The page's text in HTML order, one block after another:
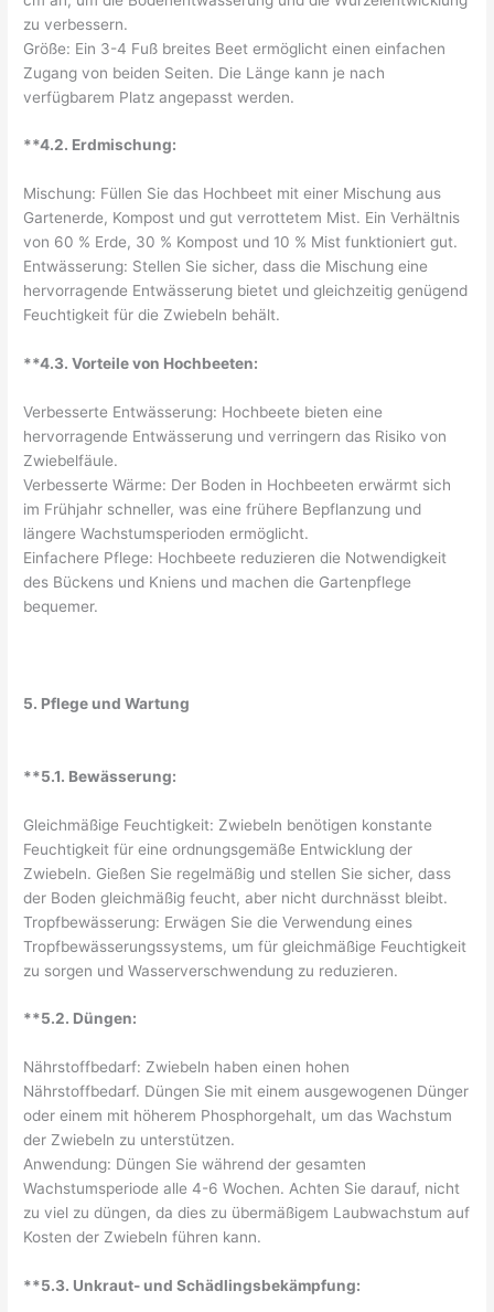
zu verbessern.
Größe: Ein 3-4 Fuß breites Beet ermöglicht einen einfachen
Zugang von beiden Seiten. Die Länge kann je nach
verfügbarem Platz angepasst werden.
**4.2. Erdmischung:
Mischung: Füllen Sie das Hochbeet mit einer Mischung aus
Gartenerde, Kompost und gut verrottetem Mist. Ein Verhältnis
von 60 % Erde, 30 % Kompost und 10 % Mist funktioniert gut.
Entwässerung: Stellen Sie sicher, dass die Mischung eine
hervorragende Entwässerung bietet und gleichzeitig genügend
Feuchtigkeit für die Zwiebeln behält.
**4.3. Vorteile von Hochbeeten:
Verbesserte Entwässerung: Hochbeete bieten eine
hervorragende Entwässerung und verringern das Risiko von
Zwiebelfäule.
Verbesserte Wärme: Der Boden in Hochbeeten erwärmt sich
im Frühjahr schneller, was eine frühere Bepflanzung und
längere Wachstumsperioden ermöglicht.
Einfachere Pflege: Hochbeete reduzieren die Notwendigkeit
des Bückens und Kniens und machen die Gartenpflege
bequemer.
5. Pflege und Wartung
**5.1. Bewässerung:
Gleichmäßige Feuchtigkeit: Zwiebeln benötigen konstante
Feuchtigkeit für eine ordnungsgemäße Entwicklung der
Zwiebeln. Gießen Sie regelmäßig und stellen Sie sicher, dass
der Boden gleichmäßig feucht, aber nicht durchnässt bleibt.
Tropfbewässerung: Erwägen Sie die Verwendung eines
Tropfbewässerungssystems, um für gleichmäßige Feuchtigkeit
zu sorgen und Wasserverschwendung zu reduzieren.
**5.2. Düngen:
Nährstoffbedarf: Zwiebeln haben einen hohen
Nährstoffbedarf. Düngen Sie mit einem ausgewogenen Dünger
oder einem mit höherem Phosphorgehalt, um das Wachstum
der Zwiebeln zu unterstützen.
Anwendung: Düngen Sie während der gesamten
Wachstumsperiode alle 4-6 Wochen. Achten Sie darauf, nicht
zu viel zu düngen, da dies zu übermäßigem Laubwachstum auf
Kosten der Zwiebeln führen kann.
**5.3. Unkraut- und Schädlingsbekämpfung: